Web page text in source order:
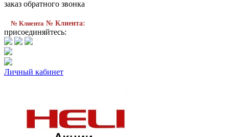
заказ обратного звонка
№ Клиента № Клиента:
присоединяйтесь:
Личный кабинет